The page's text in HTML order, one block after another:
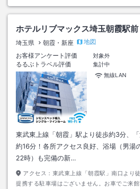
ホテルリブマックス埼玉朝霞駅前
埼玉県 朝霞・新座
地図
お客様アンケート評価
対象外
るるぶトラベル評価
集計中
無線LAN
東武東上線「朝霞」駅より徒歩約3分、
約16分！各所アクセス良好、浴場（男湯
22時）も完備の新…
アクセス： 東武東上線「朝霞駅」南口より
提携する駐車場はございません。お車でご来